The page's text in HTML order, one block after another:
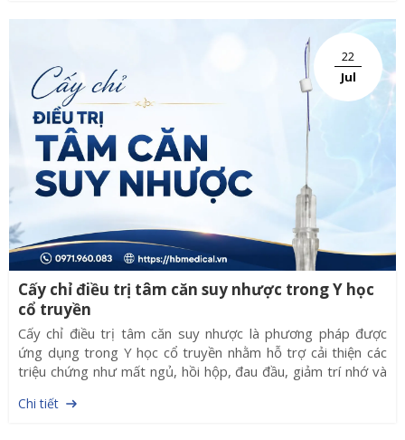
nhờ tính tiện lợi, đồng bộ và tối ưu quy trình thực hiện.
22
Jul
Cấy chỉ điều trị tâm căn suy nhược trong Y học
cổ truyền
Cấy chỉ điều trị tâm căn suy nhược là phương pháp được
ứng dụng trong Y học cổ truyền nhằm hỗ trợ cải thiện các
triệu chứng như mất ngủ, hồi hộp, đau đầu, giảm trí nhớ và
châm cứu với chỉ tự tiêu, giúp kích thích huyệt đạo liên tục
Chi tiết